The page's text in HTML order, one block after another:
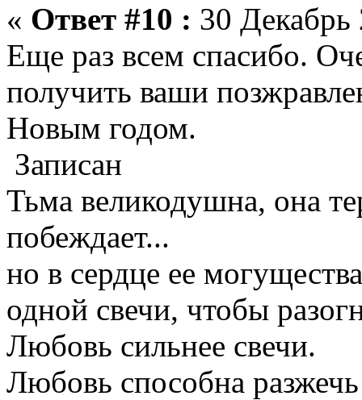
« Ответ #10 : 30
Еще раз всем спасибо.
получить ваши
Новым годом.
Записан
Тьма великодушна, она
побеждает...
но в сердце ее
одной свечи, чтобы
Любовь сильнее свечи.
Любовь способна